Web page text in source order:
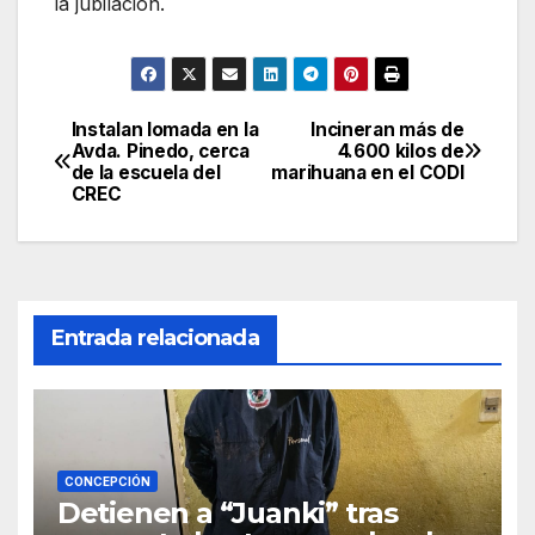
Navegación
de
entradas
Incineran más de
4.600 kilos de
marihuana en el CODI
Instalan lomada en la
Avda. Pinedo, cerca
de la escuela del
CREC
Entrada relacionada
CONCEPCIÓN
Detienen a “Juanki” tras